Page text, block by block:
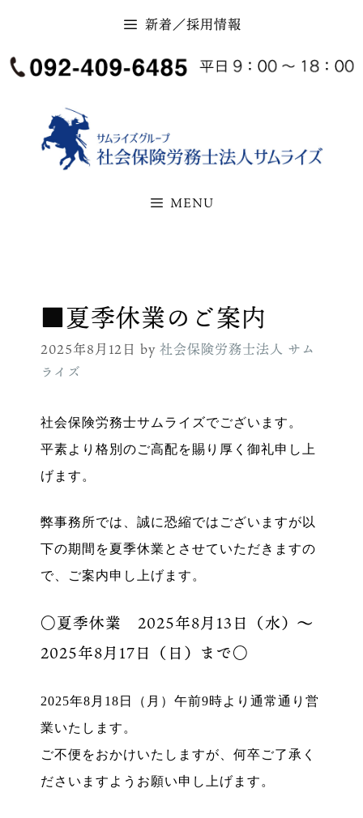
テ
新着／採用情報
MENU
■夏季休業のご案内
2025年8月12日 by 社会保険労務士法人 サム
ライズ
社会保険労務士サムライズでございます。
平素より格別のご高配を賜り厚く御礼申し上
げます。
弊事務所では、誠に恐縮ではございますが以
下の期間を夏季休業とさせていただきますの
で、ご案内申し上げます。
〇夏季休業 2025年8月13日（水）～
2025年8月17日（日）まで〇
2025年8月18日（月）午前9時より通常通り営
業いたします。
ご不便をおかけいたしますが、何卒ご了承く
ださいますようお願い申し上げます。